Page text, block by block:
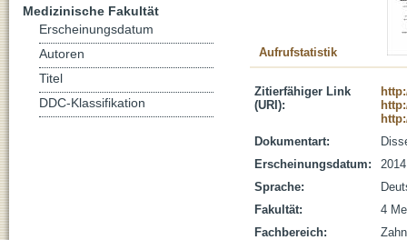
Aufrufstatistik
Zitierfähiger Link
(URI):
Dokumentart:
Erscheinungsdatum:
2014
Sprache:
Fakultät:
4
Fachbereich:
Medizinische Fakultät
Erscheinungsdatum
Autoren
Titel
DDC-Klassifikation